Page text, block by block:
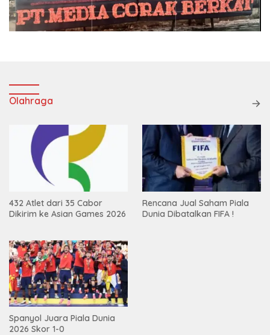
Olahraga
432 Atlet dari 35 Cabor
Dikirim ke Asian Games 2026
Rencana Jual Saham Piala
Dunia Dibatalkan FIFA !
Spanyol Juara Piala Dunia
2026 Skor 1-0